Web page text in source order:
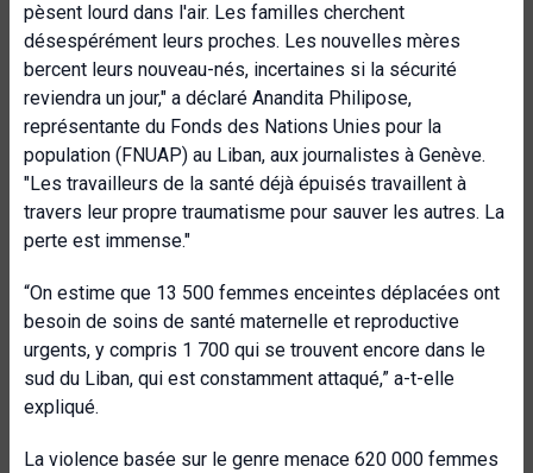
pèsent lourd dans l'air. Les familles cherchent
désespérément leurs proches. Les nouvelles mères
bercent leurs nouveau-nés, incertaines si la sécurité
reviendra un jour," a déclaré Anandita Philipose,
représentante du Fonds des Nations Unies pour la
population (FNUAP) au Liban, aux journalistes à Genève.
"Les travailleurs de la santé déjà épuisés travaillent à
travers leur propre traumatisme pour sauver les autres. La
perte est immense."
“On estime que 13 500 femmes enceintes déplacées ont
besoin de soins de santé maternelle et reproductive
urgents, y compris 1 700 qui se trouvent encore dans le
sud du Liban, qui est constamment attaqué,” a-t-elle
expliqué.
La violence basée sur le genre menace 620 000 femmes